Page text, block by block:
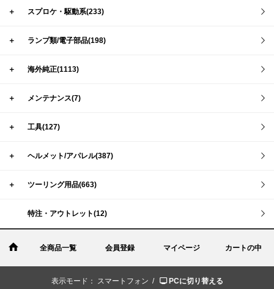
＋ スプロケ・駆動系(233)
＋ ランプ類/電子部品(198)
＋ 海外純正(1113)
＋ メンテナンス(7)
＋ 工具(127)
＋ ヘルメット/アパレル(387)
＋ ツーリング用品(663)
特注・アウトレット(12)
全商品一覧 会員登録 マイページ カートの中
表示モード： スマートフォン / PCに切り替える